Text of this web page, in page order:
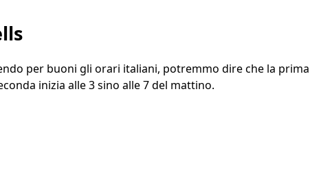
per buoni gli orari italiani, potremmo dire che la prima
inizia alle 3 sino alle 7 del mattino.